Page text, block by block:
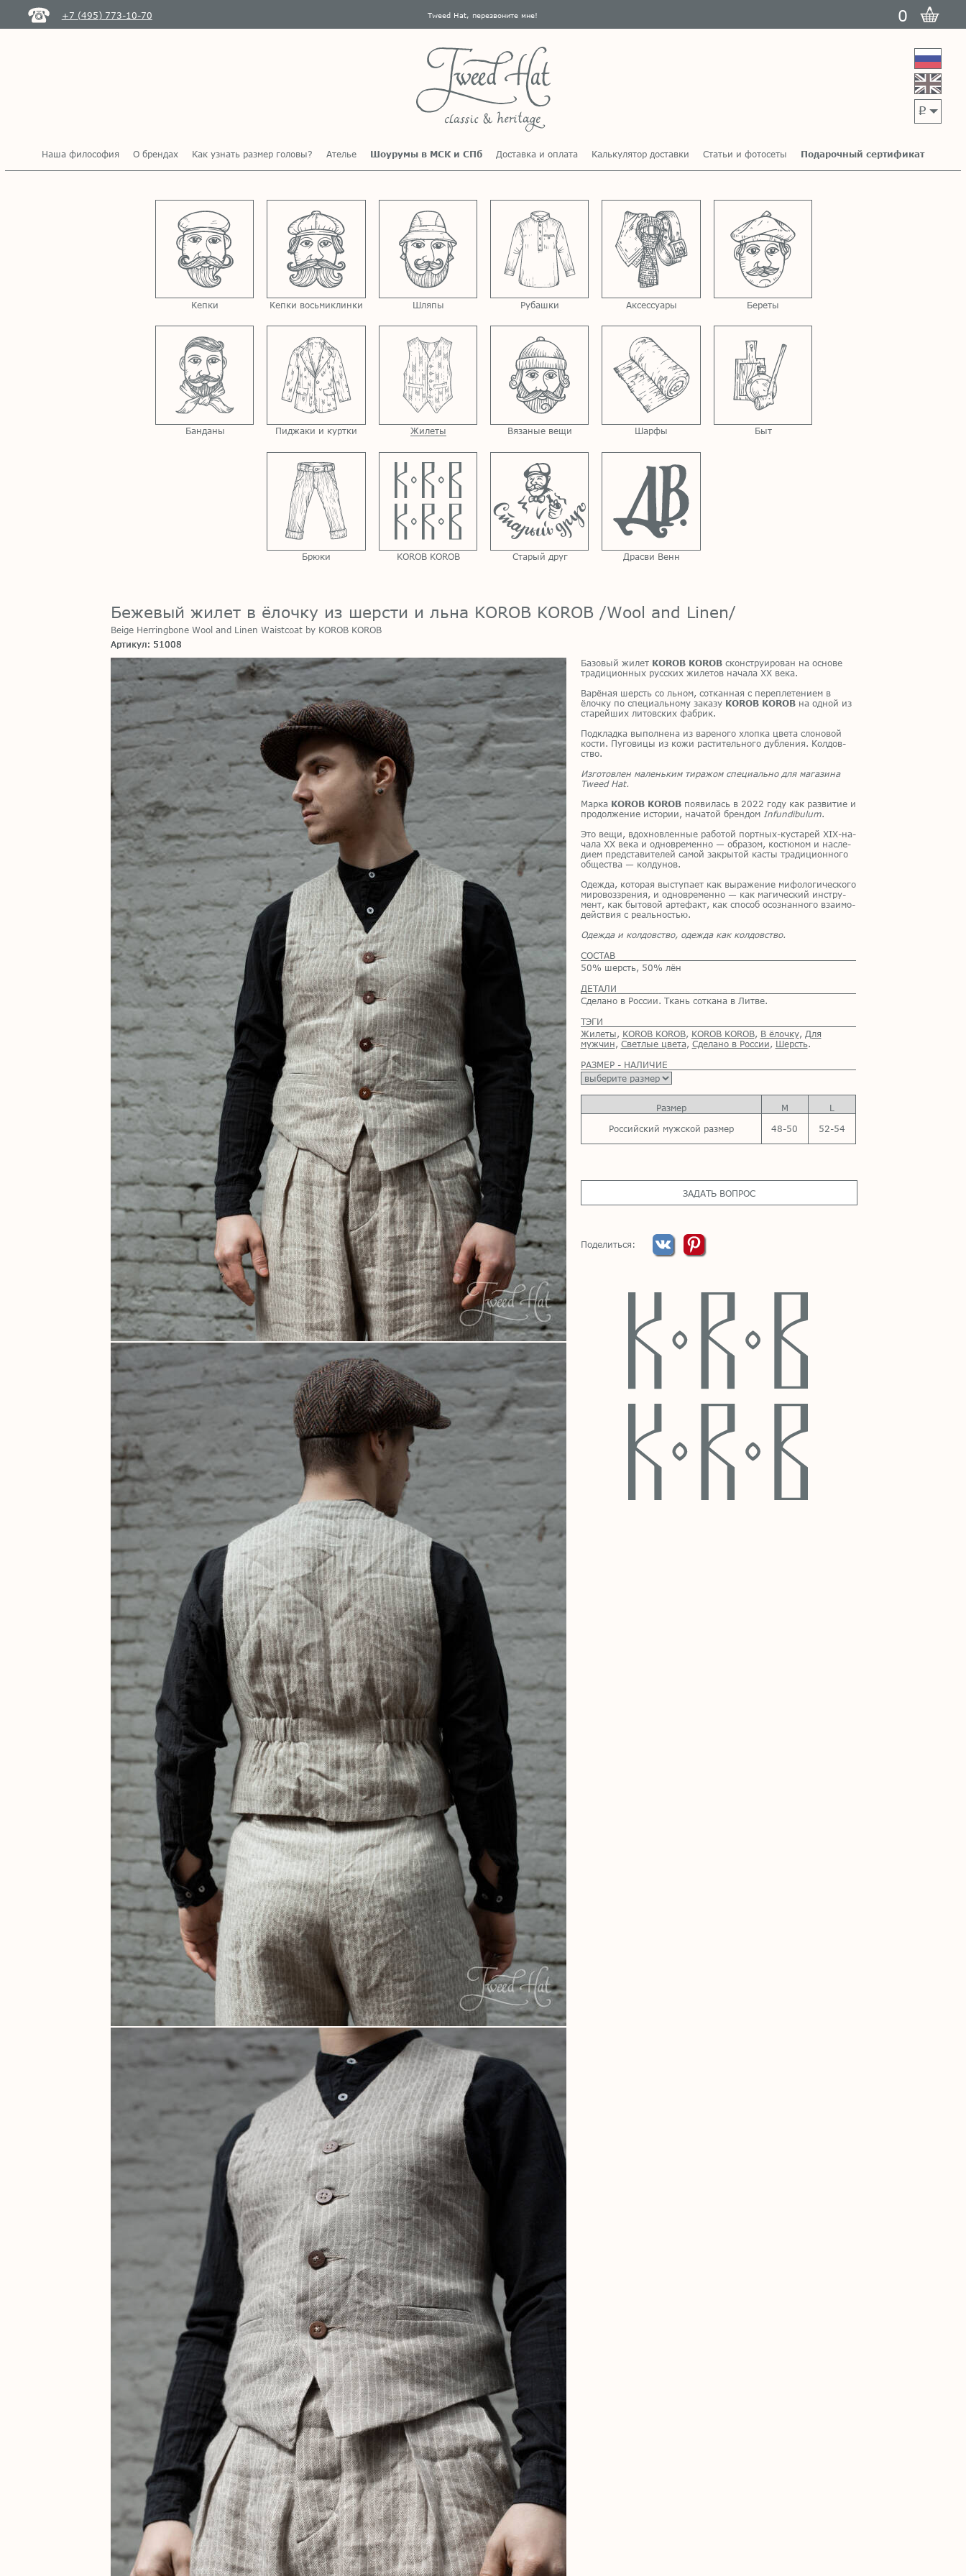
+7 (495) 773-10-70 0
Tweed Hat, перезвоните мне!
p
Наша философия О брендах Как узнать размер головы? Ателье Шоурумы в МСК и СПб Доставка и оплата Калькулятор доставки Статьи и фотосеты Подарочный сертификат
Кепки Кепки восьмиклинки Шляпы Рубашки Аксессуары Береты
Банданы Пиджаки и куртки Жилеты Вязаные вещи Шарфы Быт
Брюки KOROB KOROB Старый друг Драсви Венн
Бежевый жилет в ёлочку из шерсти и льна KOROB KOROB /Wool and Linen/
Beige Herringbone Wool and Linen Waistcoat by KOROB KOROB
Артикул: 51008
Ба­зо­вый жи­лет KOROB KOROBскон­стру­и­ро­ван на ос­но­ве
тра­ди­ци­он­ных рус­ских жи­ле­тов на­ча­ла XX века.
Ва­рё­ная шерсть со льном, со­ткан­ная с пе­ре­пле­те­ни­ем в
ёлоч­ку по спе­ци­аль­но­му за­ка­зу KOROB KOROBна од­ной из
ста­рей­ших ли­тов­ских фаб­рик.
Под­клад­ка вы­пол­не­на из ва­ре­но­го хлоп­ка цве­та сло­но­вой
ко­сти. Пу­го­ви­цы из кожи рас­ти­тель­но­го дуб­ле­ния. Кол­дов­
ство.
Изготовлен маленьким тиражом специально для магазина
Tweed Hat.
Мар­ка KOROB KOROBпо­яви­лась в 2022 году как раз­ви­тие и
про­дол­же­ние ис­то­рии, на­ча­той брен­дом Infundibulum.
Это вещи, вдох­нов­лен­ные ра­бо­той порт­ных-ку­ста­рей XIX-на­
ча­ла XX века и од­но­вре­мен­но — об­ра­зом, ко­стю­мом и на­сле­
ди­ем пред­ста­ви­те­лей са­мой за­кры­той ка­сты тра­ди­ци­он­но­го
об­ще­ства — кол­ду­нов.
Одеж­да, ко­то­рая вы­сту­па­ет как вы­ра­же­ние ми­фо­ло­ги­че­ско­го
ми­ро­воз­зре­ния, и од­но­вре­мен­но — как ма­ги­че­ский ин­стру­
мент, как бы­то­вой ар­те­факт, как спо­соб осо­знан­но­го вза­и­мо­
дей­ствия с ре­аль­но­стью.
Одежда и колдовство, одежда как колдовство.
СОСТАВ
50% шерсть, 50% лён
ДЕТАЛИ
Сделано в России. Ткань соткана в Литве.
ТЭГИ
Жилеты, KOROB KOROB, KOROB KOROB, В ёлочку, Для
мужчин, Светлые цвета, Сделано в России, Шерсть.
РАЗМЕР - НАЛИЧИЕ
Размер M L
Российский мужской размер 48-50 52-54
ЗАДАТЬ ВОПРОС
Поделиться: